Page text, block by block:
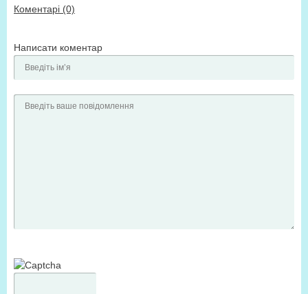
Коментарі (0)
Написати коментар